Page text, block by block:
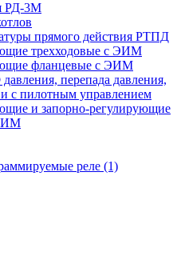
РД-3М
прямого действия РТПД
трехходовые с ЭИМ
фланцевые с ЭИМ
перепада давления,
и с пилотным управлением
и запорно-регулирующие
реле (1)